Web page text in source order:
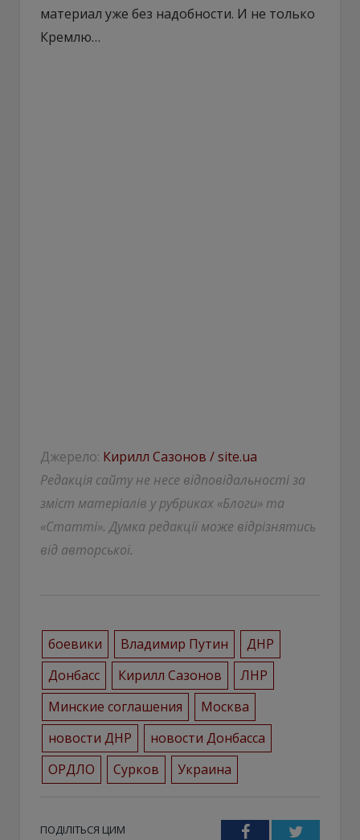
материал уже без надобности. И не только
Кремлю…
Джерело: Кирилл Сазонов / site.ua
Редакція сайту не несе відповідальності за
зміст матеріалів у рубриках «Блоги» та
«Статті». Думка редакції може відрізнятись
від авторської.
боевики Владимир Путин
ДНР
Донбасс
Кирилл Сазонов
ЛНР
Минские соглашения
Москва
новости ДНР
новости Донбасса
ОРДЛО
Сурков Украина
ПОДІЛІТЬСЯ ЦИМ FacebookTwitter